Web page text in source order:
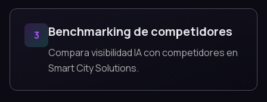
3 Benchmarking de competidores
Compara visibilidad IA con competidores en
Smart City Solutions.